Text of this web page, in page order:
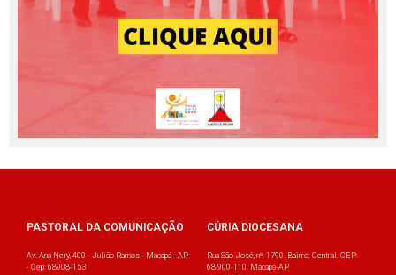
PASTORAL DA COMUNICAÇÃO
Av. Ana Nery, 400 - Julião Ramos - Macapá - AP
- Cep: 68908-153
CÚRIA DIOCESANA
Rua São José, nº: 1790. Bairro: Central. CEP:
68.900-110. Macapá-AP